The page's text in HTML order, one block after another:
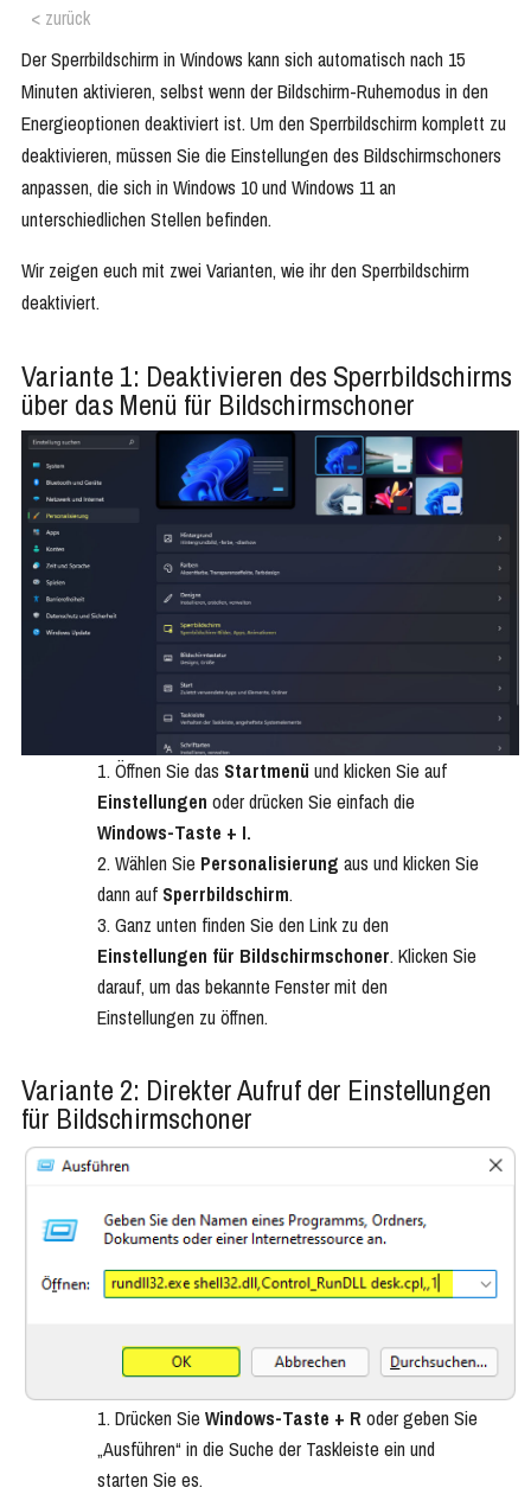
< zurück
Der Sperrbildschirm in Windows kann sich automatisch nach 15
Minuten aktivieren, selbst wenn der Bildschirm-Ruhemodus in den
Energieoptionen deaktiviert ist. Um den Sperrbildschirm komplett zu
deaktivieren, müssen Sie die Einstellungen des Bildschirmschoners
anpassen, die sich in Windows 10 und Windows 11 an
unterschiedlichen Stellen befinden.
Wir zeigen euch mit zwei Varianten, wie ihr den Sperrbildschirm
deaktiviert.
Variante 1: Deaktivieren des Sperrbildschirms
über das Menü für Bildschirmschoner
Öffnen Sie das Startmenü und klicken Sie auf
Einstellungen oder drücken Sie einfach die
Windows-Taste + I.
Wählen Sie Personalisierung aus und klicken Sie
dann auf Sperrbildschirm.
Ganz unten finden Sie den Link zu den
Einstellungen für Bildschirmschoner. Klicken Sie
darauf, um das bekannte Fenster mit den
Einstellungen zu öffnen.
Variante 2: Direkter Aufruf der Einstellungen
für Bildschirmschoner
Drücken Sie Windows-Taste + Roder geben Sie
„Ausführen“ in die Suche der Taskleiste ein und
starten Sie es.